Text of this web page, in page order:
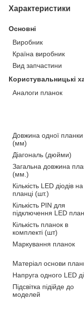
Характеристики
Основні
Виробник
Країна виробник
Вид запчастини
Користувальницькі
Аналоги планок
Довжина одної планки
(мм)
Діагональ (дюйми)
Загальна довжина
(мм.)
Кількість LED діодів на
планці (шт.)
Кількість PIN для
підключення LED
Кількість планок в
комплекті (шт)
Маркування планок
Матеріал основи
Напруга одного LED
Підсвітка підійде до
моделей